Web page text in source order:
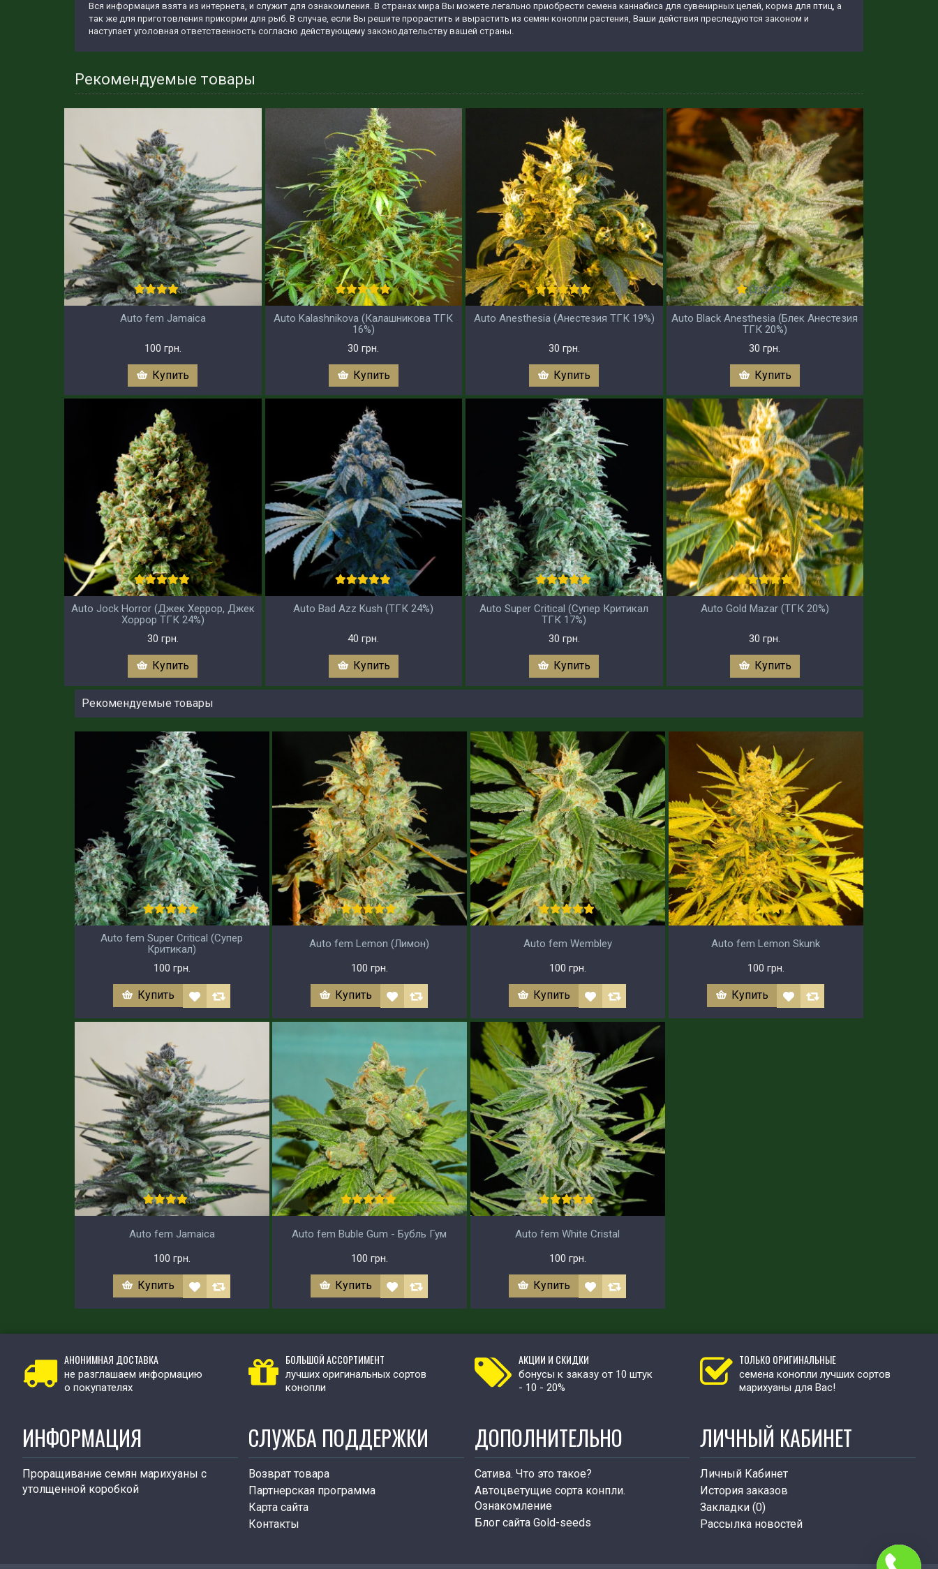
Вся информация взята из интернета, и служит для ознакомления. В странах мира Вы можете легально приобрести семена каннабиса для сувенирных целей, корма для птиц, а
так же для приготовления прикорми для рыб. В случае, если Вы решите прорастить и вырастить из семян конопли растения, Ваши действия преследуются законом и
наступает уголовная ответственность согласно действующему законодательству вашей страны.
Рекомендуемые товары
Auto fem Jamaica
100 грн.
Купить
Auto Kalashnikova (Калашникова ТГК
16%)
30 грн.
Купить
Auto Anesthesia (Анестезия ТГК 19%)
30 грн.
Купить
Auto Black Anesthesia (Блек Анестезия
ТГК 20%)
30 грн.
Купить
Auto Jock Horror (Джек Херрор, Джек
Хоррор ТГК 24%)
30 грн.
Купить
Auto Bad Azz Kush (ТГК 24%)
40 грн.
Купить
Auto Super Critical (Супер Критикал
ТГК 17%)
30 грн.
Купить
Auto Gold Mazar (ТГК 20%)
30 грн.
Купить
Рекомендуемые товары
Auto fem Super Critical (Супер
Критикал)
100 грн.
Купить
Auto fem Lemon (Лимон)
100 грн.
Купить
Auto fem Wembley
100 грн.
Купить
Auto fem Lemon Skunk
100 грн.
Купить
Auto fem Jamaica
100 грн.
Купить
Auto fem Buble Gum - Бубль Гум
100 грн.
Купить
Auto fem White Cristal
100 грн.
Купить
АНОНИМНАЯ ДОСТАВКА
не разглашаем информацию
о покупателях
БОЛЬШОЙ АССОРТИМЕНТ
лучших оригинальных сортов
конопли
АКЦИИ И СКИДКИ
бонусы к заказу от 10 штук
- 10 - 20%
ТОЛЬКО ОРИГИНАЛЬНЫЕ
семена конопли лучших сортов
марихуаны для Вас!
ИНФОРМАЦИЯ
Проращивание семян марихуаны с
утолщенной коробкой
СЛУЖБА ПОДДЕРЖКИ
Возврат товара
Партнерская программа
Карта сайта
Контакты
ДОПОЛНИТЕЛЬНО
Сатива. Что это такое?
Автоцветущие сорта конпли.
Ознакомление
Блог сайта Gold-seeds
ЛИЧНЫЙ КАБИНЕТ
Личный Кабинет
История заказов
Закладки (0)
Рассылка новостей